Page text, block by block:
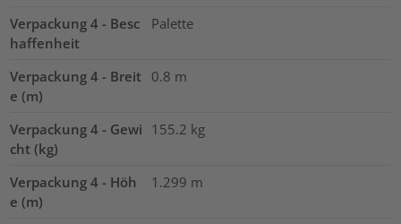
Verpackung 4 - Besc
haffenheit
Palette
Verpackung 4 - Breit
e (m)
0.8 m
Verpackung 4 - Gewi
cht (kg)
155.2 kg
Verpackung 4 - Höh
e (m)
1.299 m